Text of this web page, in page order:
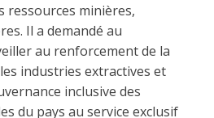
ressources minières,
Il a demandé au
au renforcement de la
industries extractives et
inclusive des
du pays au service exclusif